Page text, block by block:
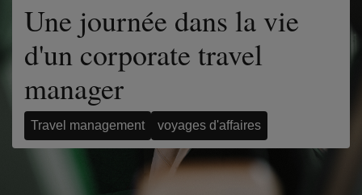
Une journée dans la vie
d'un corporate travel
manager
Travel management voyages d'affaires